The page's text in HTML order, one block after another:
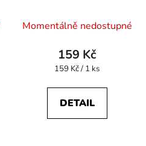
Momentálně nedostupné
159 Kč
Měrná
159 Kč / 1 ks
DETAIL